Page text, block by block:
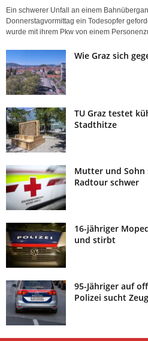
Ein schwerer Unfall an einem
Donnerstagvormittag ein Todesopfer
wurde mit ihrem Pkw von einem
Wie Graz sich
TU Graz testet
Stadthitze
Mutter und Sohn
Radtour schwer
16-jähriger
und stirbt
95-Jähriger auf
Polizei sucht